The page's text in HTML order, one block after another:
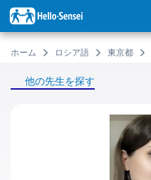
イ
ン
コ
ホーム ロシア語 東京都
他の先生を探す